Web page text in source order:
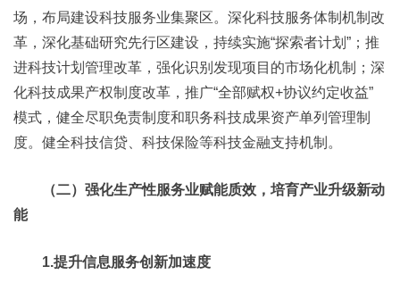
场，布局建设科技服务业集聚区。深化科技服务体制机制改
革，深化基础研究先行区建设，持续实施“探索者计划”；推
进科技计划管理改革，强化识别发现项目的市场化机制；深
化科技成果产权制度改革，推广“全部赋权+协议约定收益”
模式，健全尽职免责制度和职务科技成果资产单列管理制
度。健全科技信贷、科技保险等科技金融支持机制。
（二）强化生产性服务业赋能质效，培育产业升级新动
能
1.提升信息服务创新加速度